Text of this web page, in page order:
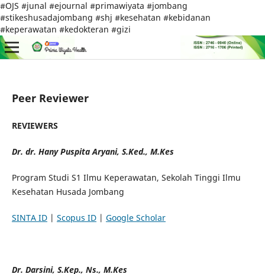
#OJS #junal #ejournal #primawiyata #jombang
#stikeshusadajombang #shj #kesehatan #kebidanan
#keperawatan #kedokteran #gizi
Peer Reviewer
REVIEWERS
Dr. dr. Hany Puspita Aryani, S.Ked., M.Kes
Program Studi S1 Ilmu Keperawatan, Sekolah Tinggi Ilmu
Kesehatan Husada Jombang
SINTA ID| Scopus ID| Google Scholar
Dr. Darsini, S.Kep., Ns., M.Kes